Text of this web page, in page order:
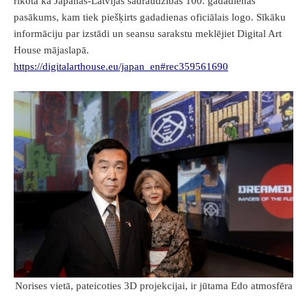
pasākums, kam tiek piešķirts gadadienas oficiālais logo. Sīkāku
informāciju par izstādi un seansu sarakstu meklējiet Digital Art
House mājaslapā.
https://digitalarthouse.eu/japan_en#rec359561690
Norises vietā, pateicoties 3D projekcijai, ir jūtama Edo atmosfēra